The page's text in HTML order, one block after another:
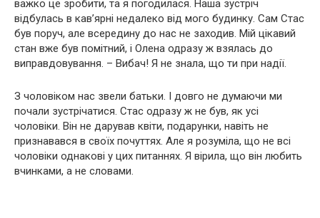
важко це зробити, та я погодилася. Наша зустріч
відбулась в кав’ярні недалеко від мого будинку. Сам Стас
був поруч, але всередину до нас не заходив. Мій цікавий
стан вже був помітний, і Олена одразу ж взялась до
виправдовування. – Вибач! Я не знала, що ти при надії.
З чоловіком нас звели батьки. І довго не думаючи ми
почали зустрічатися. Стас одразу ж не був, як усі
чоловіки. Він не дарував квіти, подарунки, навіть не
признавався в своїх почуттях. Але я розуміла, що не всі
чоловіки однакові у цих питаннях. Я вірила, що він любить
вчинками, а не словами.